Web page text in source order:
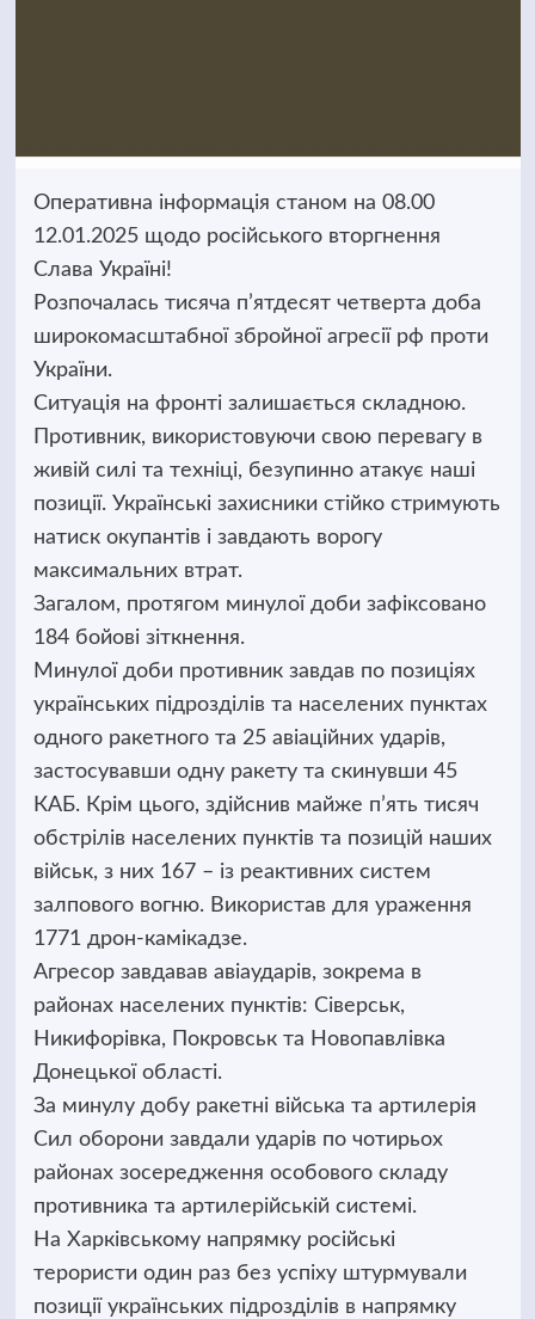
Оперативна інформація станом на 08.00
12.01.2025 щодо російського вторгнення
Слава Україні!
Розпочалась тисяча п’ятдесят четверта доба
широкомасштабної збройної агресії рф проти
України.
Ситуація на фронті залишається складною.
Противник, використовуючи свою перевагу в
живій силі та техніці, безупинно атакує наші
позиції. Українські захисники стійко стримують
натиск окупантів і завдають ворогу
максимальних втрат.
Загалом, протягом минулої доби зафіксовано
184 бойові зіткнення.
Минулої доби противник завдав по позиціях
українських підрозділів та населених пунктах
одного ракетного та 25 авіаційних ударів,
застосувавши одну ракету та скинувши 45
КАБ. Крім цього, здійснив майже п’ять тисяч
обстрілів населених пунктів та позицій наших
військ, з них 167 – із реактивних систем
залпового вогню. Використав для ураження
1771 дрон-камікадзе.
Агресор завдавав авіаударів, зокрема в
районах населених пунктів: Сіверськ,
Никифорівка, Покровськ та Новопавлівка
Донецької області.
За минулу добу ракетні війська та артилерія
Сил оборони завдали ударів по чотирьох
районах зосередження особового складу
противника та артилерійській системі.
На Харківському напрямку російські
терористи один раз без успіху штурмували
позиції українських підрозділів в напрямку